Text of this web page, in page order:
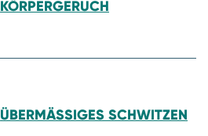
KÖRPERGERUCH
ÜBERMÄSSIGES SCHWITZEN